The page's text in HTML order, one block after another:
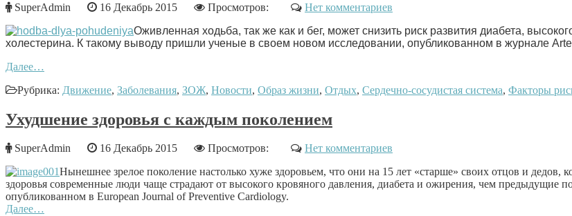
SuperAdmin 16 Декабрь 2015 Просмотров:
Нет комментариев
Оживленная ходьба, так же как и бег, может снизить риск развития диабета,
холестерина. К такому выводу пришли ученые в своем новом исследовании, опубликованном в журнале
Далее…
Рубрика: Движение, Заболевания, ЗОЖ, Новости, Образ жизни, Отдых, Сердечно-сосудистая система, Факторы
Ухудшение здоровья с каждым поколением
SuperAdmin 16 Декабрь 2015 Просмотров:
Нет комментариев
Нынешнее зрелое поколение настолько хуже здоровьем, что они на 15 лет «старше» своих отцов и дедов,
здоровья современные люди чаще страдают от высокого кровяного давления, диабета и ожирения, чем предыдущие
опубликованном в European Journal of Preventive Cardiology.
Далее…